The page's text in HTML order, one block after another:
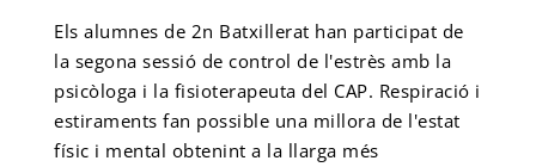
Els alumnes de 2n Batxillerat han participat de
la segona sessió de control de l'estrès amb la
psicòloga i la fisioterapeuta del CAP. Respiració i
estiraments fan possible una millora de l'estat
físic i mental obtenint a la llarga més